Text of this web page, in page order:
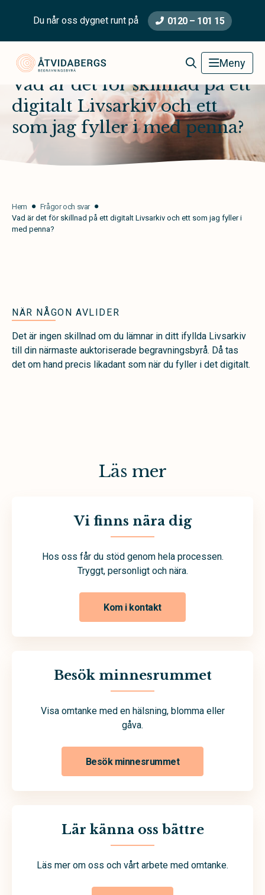
Du når oss dygnet runt på 0120 – 101 15
Åtvidabergs BegravningsbyråMeny
Vad är det för skillnad på ett
digitalt Livsarkiv och ett
som jag fyller i med penna?
Hem
Frågor och svar
Vad är det för skillnad på ett digitalt Livsarkiv och ett som jag fyller i
med penna?
NÄR NÅGON AVLIDER
Det är ingen skillnad om du lämnar in ditt ifyllda Livsarkiv
till din närmaste auktoriserade begravningsbyrå. Då tas
det om hand precis likadant som när du fyller i det digitalt.
Läs mer
Vi finns nära dig
Hos oss får du stöd genom hela processen.
Tryggt, personligt och nära.
Kom i kontakt
Besök minnesrummet
Visa omtanke med en hälsning, blomma eller
gåva.
Besök minnesrummet
Lär känna oss bättre
Läs mer om oss och vårt arbete med omtanke.